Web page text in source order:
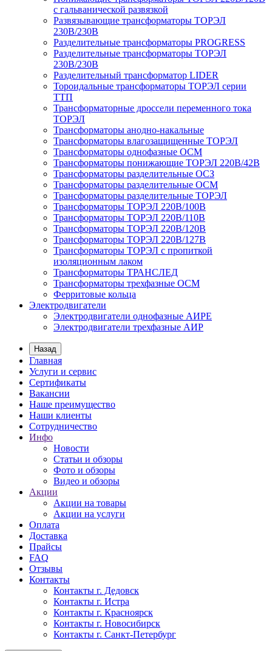
с гальванической развязкой
Развязывающие трансформаторы ТОРЭЛ
230В/230В
Разделительные трансформаторы PROGRESS
Разделительные трансформаторы ТОРЭЛ
230В/230В
Разделительный трансформатор LIDER
Тороидальные трансформаторы ТОРЭЛ серии
ТТП
Трансформаторные дроссели переменного тока
ТОРЭЛ
Трансформаторы анодно-накальные
Трансформаторы влагозащищенные ТОРЭЛ
Трансформаторы однофазные ОСМ
Трансформаторы понижающие ТОРЭЛ 220В/42В
Трансформаторы разделительные ОСЗ
Трансформаторы разделительные ОСМ
Трансформаторы разделительные ТОРЭЛ
Трансформаторы ТОРЭЛ 220В/100В
Трансформаторы ТОРЭЛ 220В/110В
Трансформаторы ТОРЭЛ 220В/120В
Трансформаторы ТОРЭЛ 220В/127В
Трансформаторы ТОРЭЛ с пропиткой
изоляционным лаком
Трансформаторы ТРАНСЛЕД
Трансформаторы трехфазные ОСМ
Ферритовые кольца
Электродвигатели
Электродвигатели однофазные АИРЕ
Электродвигатели трехфазные АИР
Назад
Главная
Услуги и сервис
Сертификаты
Вакансии
Наше преимущество
Наши клиенты
Сотрудничество
Инфо
Новости
Статьи и обзоры
Фото и обзоры
Видео и обзоры
Акции
Акции на товары
Акции на услуги
Оплата
Доставка
Прайсы
FAQ
Отзывы
Контакты
Контакты г. Дедовск
Контакты г. Истра
Контакты г. Красноярск
Контакты г. Новосибирск
Контакты г. Санкт-Петербург